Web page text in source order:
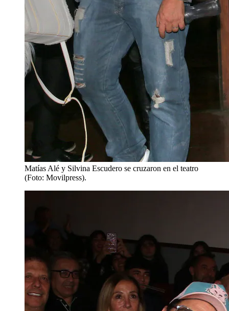
Matías Alé y Silvina Escudero se cruzaron en el teatro
(Foto: Movilpress).